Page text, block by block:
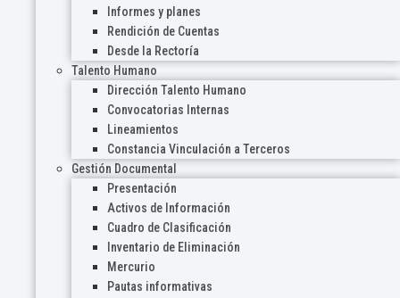
Informes y planes
Rendición de Cuentas
Desde la Rectoría
Talento Humano
Dirección Talento Humano
Convocatorias Internas
Lineamientos
Constancia Vinculación a Terceros
Gestión Documental
Presentación
Activos de Información
Cuadro de Clasificación
Inventario de Eliminación
Mercurio
Pautas informativas